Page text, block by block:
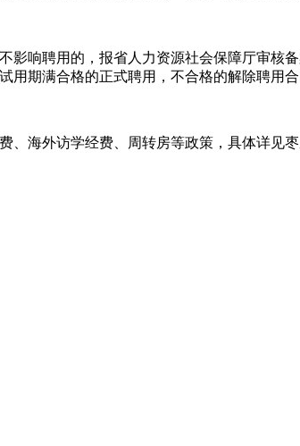
响聘用的，报省人力资源社会保障厅审核
期满合格的正式聘用，不合格的解除聘用合
海外访学经费、周转房等政策，具体详见枣